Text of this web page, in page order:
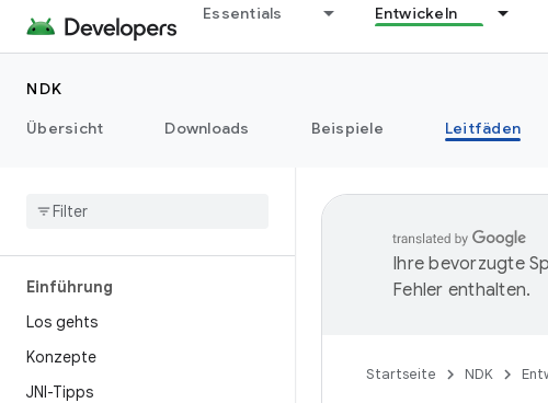
Essentials Entwickeln
NDK
Übersicht
Downloads Beispiele Leitfäden
Einführung
Los gehts
Konzepte
JNI-Tipps
Ihre bevorzugte
Fehler enthalten.
Startseite NDK